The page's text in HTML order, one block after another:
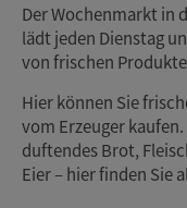
Der Wochenmarkt in
lädt jeden Dienstag
von frischen
Hier können Sie
vom Erzeuger
duftendes Brot,
Eier – hier finden Sie